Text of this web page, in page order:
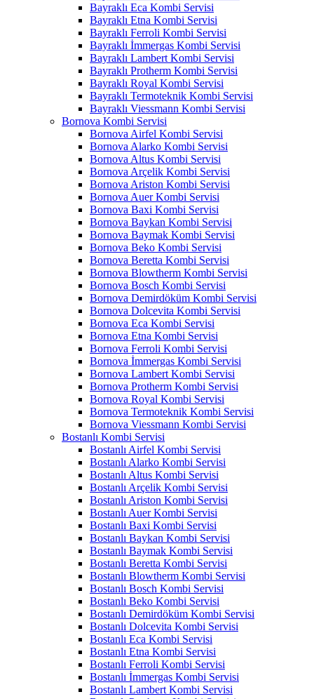
Bayraklı Eca Kombi Servisi
Bayraklı Etna Kombi Servisi
Bayraklı Ferroli Kombi Servisi
Bayraklı İmmergas Kombi Servisi
Bayraklı Lambert Kombi Servisi
Bayraklı Protherm Kombi Servisi
Bayraklı Royal Kombi Servisi
Bayraklı Termoteknik Kombi Servisi
Bayraklı Viessmann Kombi Servisi
Bornova Kombi Servisi
Bornova Airfel Kombi Servisi
Bornova Alarko Kombi Servisi
Bornova Altus Kombi Servisi
Bornova Arçelik Kombi Servisi
Bornova Ariston Kombi Servisi
Bornova Auer Kombi Servisi
Bornova Baxi Kombi Servisi
Bornova Baykan Kombi Servisi
Bornova Baymak Kombi Servisi
Bornova Beko Kombi Servisi
Bornova Beretta Kombi Servisi
Bornova Blowtherm Kombi Servisi
Bornova Bosch Kombi Servisi
Bornova Demirdöküm Kombi Servisi
Bornova Dolcevita Kombi Servisi
Bornova Eca Kombi Servisi
Bornova Etna Kombi Servisi
Bornova Ferroli Kombi Servisi
Bornova İmmergas Kombi Servisi
Bornova Lambert Kombi Servisi
Bornova Protherm Kombi Servisi
Bornova Royal Kombi Servisi
Bornova Termoteknik Kombi Servisi
Bornova Viessmann Kombi Servisi
Bostanlı Kombi Servisi
Bostanlı Airfel Kombi Servisi
Bostanlı Alarko Kombi Servisi
Bostanlı Altus Kombi Servisi
Bostanlı Arçelik Kombi Servisi
Bostanlı Ariston Kombi Servisi
Bostanlı Auer Kombi Servisi
Bostanlı Baxi Kombi Servisi
Bostanlı Baykan Kombi Servisi
Bostanlı Baymak Kombi Servisi
Bostanlı Beretta Kombi Servisi
Bostanlı Blowtherm Kombi Servisi
Bostanlı Bosch Kombi Servisi
Bostanlı Beko Kombi Servisi
Bostanlı Demirdöküm Kombi Servisi
Bostanlı Dolcevita Kombi Servisi
Bostanlı Eca Kombi Servisi
Bostanlı Etna Kombi Servisi
Bostanlı Ferroli Kombi Servisi
Bostanlı İmmergas Kombi Servisi
Bostanlı Lambert Kombi Servisi